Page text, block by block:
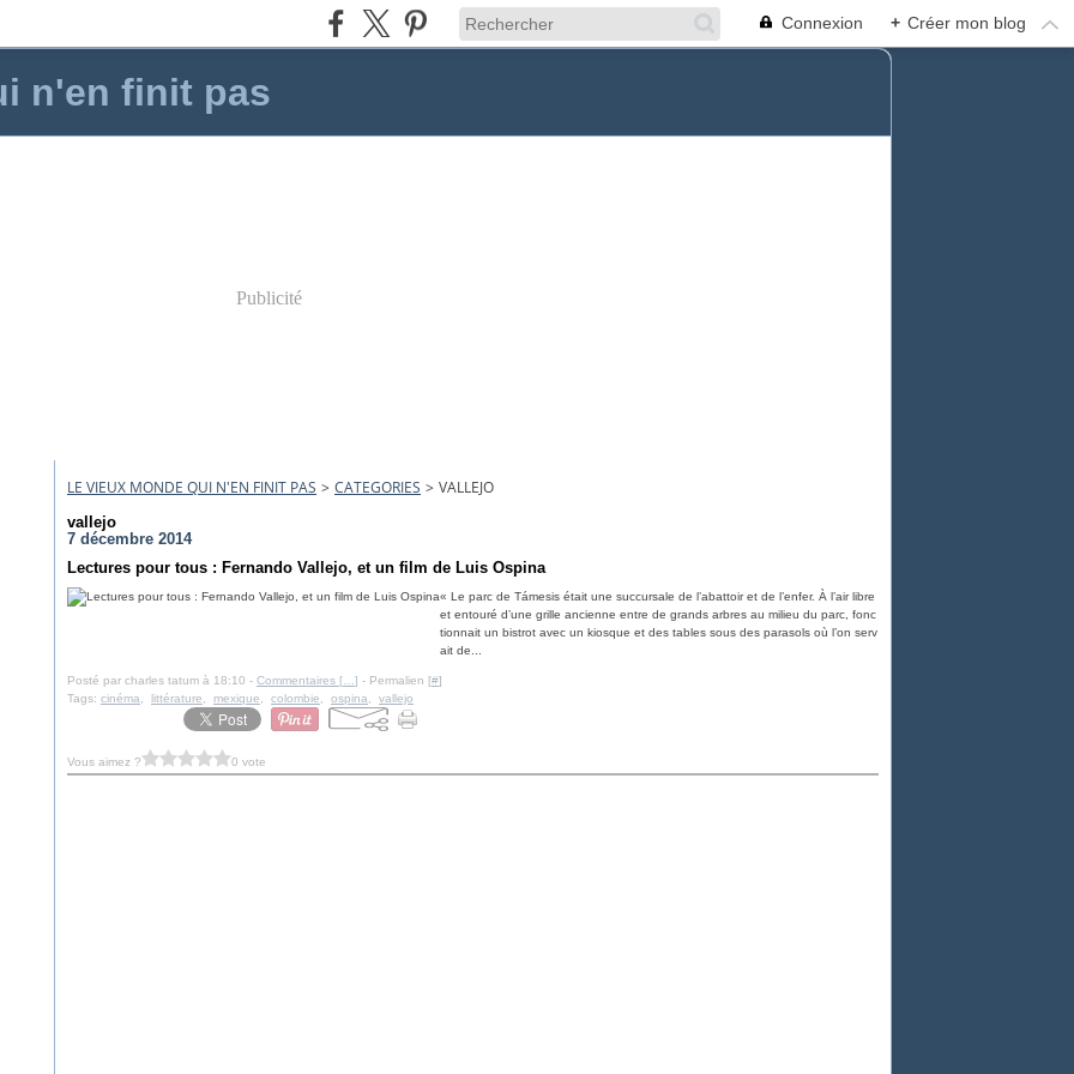
Connexion + Créer mon blog
n'en finit pas
Publicité
LE VIEUX MONDE QUI N'EN FINIT PAS > CATEGORIES > VALLEJO
vallejo
7 décembre 2014
Lectures pour tous : Fernando Vallejo, et un film de Luis Ospina
« Le parc de Támesis était une succursale de l’abattoir et de l’enfer. À l’air libre
et entouré d’une grille ancienne entre de grands arbres au milieu du parc, fonc
tionnait un bistrot avec un kiosque et des tables sous des parasols où l’on serv
ait de...
Posté par charles tatum à 18:10 - Commentaires [ ] - Permalien [#]
Tags: cinéma littérature mexique colombie ospina vallejo
Vous aimez ? 0 vote